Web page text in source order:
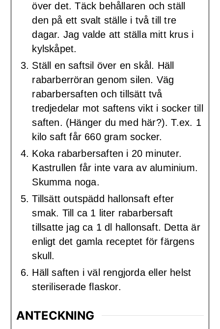
över det. Täck behållaren och ställ
den på ett svalt ställe i två till tre
dagar. Jag valde att ställa mitt krus i
kylskåpet.
Ställ en saftsil över en skål. Häll
rabarberröran genom silen. Väg
rabarbersaften och tillsätt två
tredjedelar mot saftens vikt i socker till
saften. (Hänger du med här?). T.ex. 1
kilo saft får 660 gram socker.
Koka rabarbersaften i 20 minuter.
Kastrullen får inte vara av aluminium.
Skumma noga.
Tillsätt outspädd hallonsaft efter
smak. Till ca 1 liter rabarbersaft
tillsatte jag ca 1 dl hallonsaft. Detta är
enligt det gamla receptet för färgens
skull.
Häll saften i väl rengjorda eller helst
steriliserade flaskor.
ANTECKNING